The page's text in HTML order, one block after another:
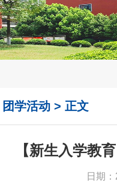
团学活动 > 正文
【新生入学教
日期